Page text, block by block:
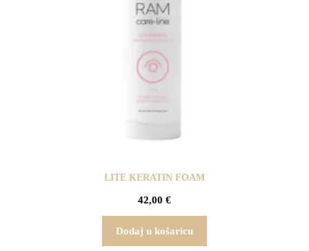
LITE KERATIN FOAM
42,00 €
Dodaj u košaricu